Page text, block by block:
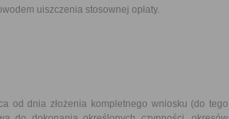
uiszczenia stosownej opłaty.
od dnia złożenia kompletnego wniosku (do tego